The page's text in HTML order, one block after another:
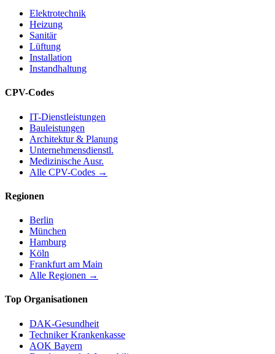
Elektrotechnik
Heizung
Sanitär
Lüftung
Installation
Instandhaltung
CPV-Codes
IT-Dienstleistungen
Bauleistungen
Architektur & Planung
Unternehmensdienstl.
Medizinische Ausr.
Alle CPV-Codes →
Regionen
Berlin
München
Hamburg
Köln
Frankfurt am Main
Alle Regionen →
Top Organisationen
DAK-Gesundheit
Techniker Krankenkasse
AOK Bayern